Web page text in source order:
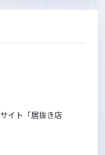
イト「居抜き店